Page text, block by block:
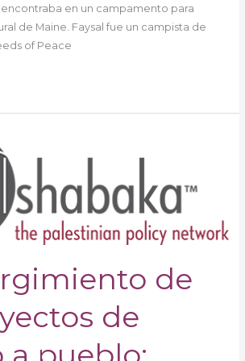
encontraba en un campamento para
de Maine. Faysal fue un campista de
of Peace
de
de